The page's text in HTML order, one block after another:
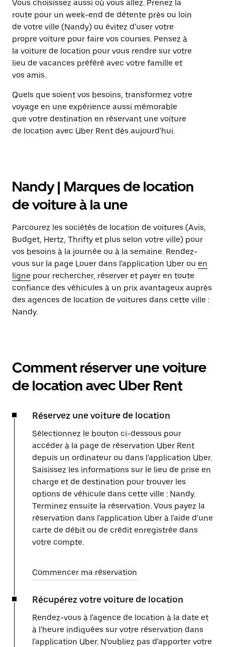
Vous choisissez aussi où vous allez. Prenez la
route pour un week-end de détente près ou loin
de votre ville (Nandy) ou évitez d'user votre
propre voiture pour faire vos courses. Pensez à
la voiture de location pour vous rendre sur votre
lieu de vacances préféré avec votre famille et
vos amis.
Quels que soient vos besoins, transformez votre
voyage en une expérience aussi mémorable
que votre destination en réservant une voiture
de location avec Uber Rent dès aujourd'hui.
Nandy | Marques de location
de voiture à la une
Parcourez les sociétés de location de voitures (Avis,
Budget, Hertz, Thrifty et plus selon votre ville) pour
vos besoins à la journée ou à la semaine. Rendez-
vous sur la page Louer dans l'application Uber ou en
ligne pour rechercher, réserver et payer en toute
confiance des véhicules à un prix avantageux auprès
des agences de location de voitures dans cette ville :
Nandy.
Comment réserver une voiture
de location avec Uber Rent
Réservez une voiture de location
Sélectionnez le bouton ci-dessous pour
accéder à la page de réservation Uber Rent
depuis un ordinateur ou dans l'application Uber.
Saisissez les informations sur le lieu de prise en
charge et de destination pour trouver les
options de véhicule dans cette ville : Nandy.
Terminez ensuite la réservation. Vous payez la
réservation dans l'application Uber à l'aide d'une
carte de débit ou de crédit enregistrée dans
votre compte.
Commencer ma réservation
Récupérez votre voiture de location
Rendez-vous à l'agence de location à la date et
à l'heure indiquées sur votre réservation dans
l'application Uber. N'oubliez pas d'apporter votre